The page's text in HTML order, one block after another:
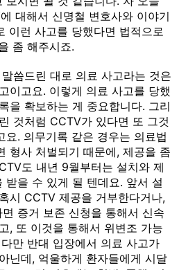
대해서 신명철 변호사와 이야기
이런 사고를 당했다면 법적으로
좀 해주시죠.
씀드린 대로 의료 사고라는 것은
이고요. 이렇게 의료 사고를 당했
을 확보하는 게 중요합니다. 그리
것처럼 CCTV가 있다면 또 그것
요. 의무기록 같은 경우는 의료법
형사 처벌되기 때문에, 제공을 좀
도 내년 9월부터는 설치와 제
받을 수 있게 될 텐데요. 앞서 설
시 CCTV 제공을 거부한다거나,
증거 보존 신청을 통해서 신속
, 또 이것을 통해서 위변조 가능
만 반대 입장에서 의료 사고가
닌데, 억울하게 환자들에게 시달